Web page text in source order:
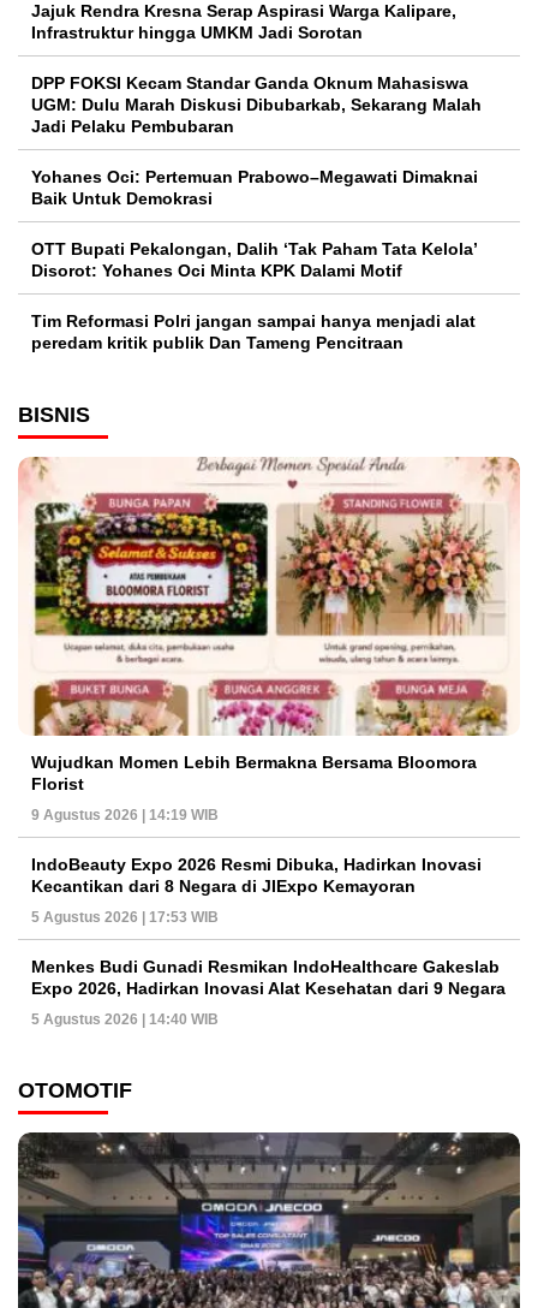
Jajuk Rendra Kresna Serap Aspirasi Warga Kalipare,
Infrastruktur hingga UMKM Jadi Sorotan
DPP FOKSI Kecam Standar Ganda Oknum Mahasiswa
UGM: Dulu Marah Diskusi Dibubarkab, Sekarang Malah
Jadi Pelaku Pembubaran
Yohanes Oci: Pertemuan Prabowo–Megawati Dimaknai
Baik Untuk Demokrasi
OTT Bupati Pekalongan, Dalih ‘Tak Paham Tata Kelola’
Disorot: Yohanes Oci Minta KPK Dalami Motif
Tim Reformasi Polri jangan sampai hanya menjadi alat
peredam kritik publik Dan Tameng Pencitraan
BISNIS
Wujudkan Momen Lebih Bermakna Bersama Bloomora
Florist
9 Agustus 2026 | 14:19 WIB
IndoBeauty Expo 2026 Resmi Dibuka, Hadirkan Inovasi
Kecantikan dari 8 Negara di JIExpo Kemayoran
5 Agustus 2026 | 17:53 WIB
Menkes Budi Gunadi Resmikan IndoHealthcare Gakeslab
Expo 2026, Hadirkan Inovasi Alat Kesehatan dari 9 Negara
5 Agustus 2026 | 14:40 WIB
OTOMOTIF